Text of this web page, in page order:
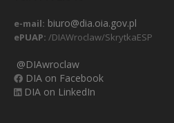
e-mail: biuro@dia.oia.gov.pl
ePUAP: /DIAWroclaw/SkrytkaESP
@DIAwroclaw
DIA on Facebook
DIA on LinkedIn